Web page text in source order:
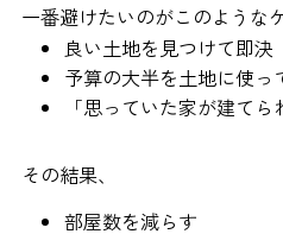
一番避けたいのがこのような
良い土地を見つけて即決
予算の大半を土地に使っ
「思っていた家が建てら
その結果、
部屋数を減らす